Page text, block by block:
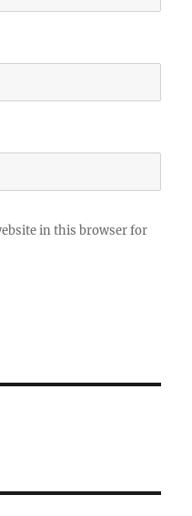
in this browser for